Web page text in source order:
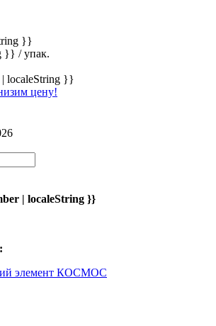
}}
}} / упак.
localeString }}
цену!
| localeString }}
элемент КОСМОС